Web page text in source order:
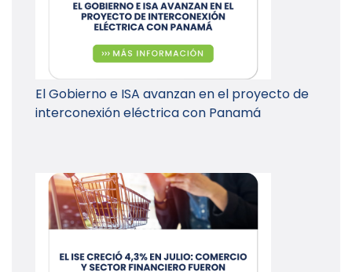
El Gobierno e ISA avanzan en el proyecto de
interconexión eléctrica con Panamá